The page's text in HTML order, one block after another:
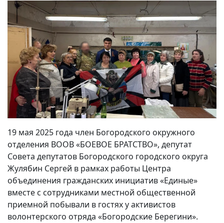
19 мая 2025 года член Богородского окружного
отделения ВООВ «БОЕВОЕ БРАТСТВО», депутат
Совета депутатов Богородского городского округа
Жулябин Сергей в рамках работы Центра
объединения гражданских инициатив «Единые»
вместе с сотрудниками местной общественной
приемной побывали в гостях у активистов
волонтерского отряда «Богородские Берегини».